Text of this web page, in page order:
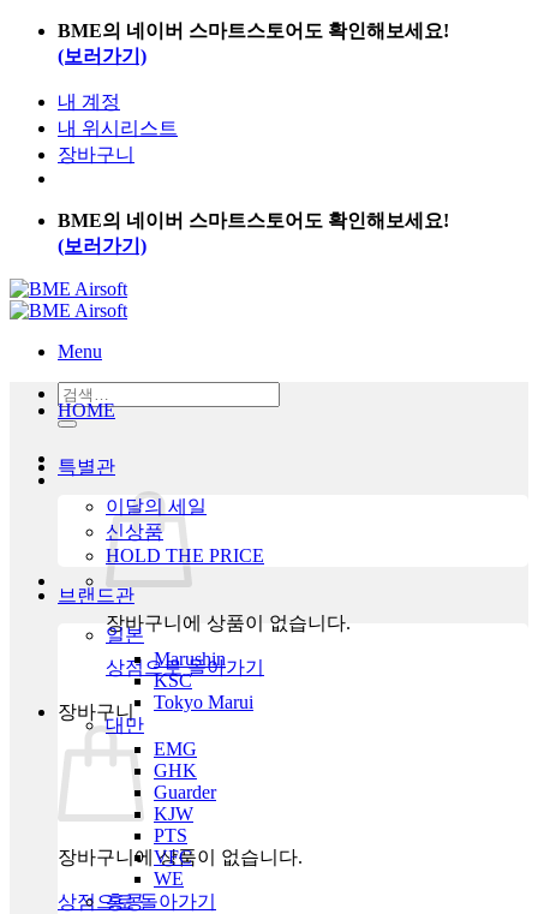
Skip
content
BME의 네이버 스마트스토어도 확인해보세요!
(보러가기)
내 계정
내 위시리스트
장바구니
BME의 네이버 스마트스토어도 확인해보세요!
(보러가기)
Menu
검색:
장바구니에 상품이 없습니다.
상점으로 돌아가기
장바구니
장바구니에 상품이 없습니다.
상점으로 돌아가기
HOME
특별관
이달의 세일
신상품
HOLD THE PRICE
브랜드관
일본
Marushin
KSC
Tokyo Marui
대만
EMG
GHK
Guarder
KJW
PTS
VFC
WE
홍콩